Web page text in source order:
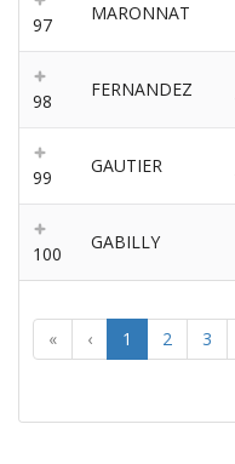
« ‹ 1 2 3
97
MARONNAT
98
FERNANDEZ
99
GAUTIER
100
GABILLY